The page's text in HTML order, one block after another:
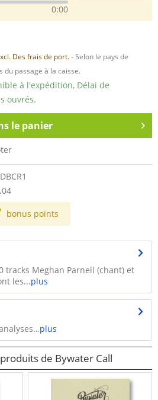
0:00
Des frais de port.- Selon le pays de
du passage à la caisse.
à l'expédition, Délai de
ouvrés.
le panier
bonus points
tracks Meghan Parnell (chant) et
les...plus
plus
de Bywater Call